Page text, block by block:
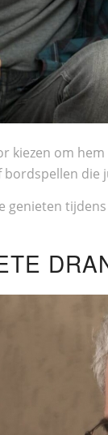
kiezen om
die
genieten